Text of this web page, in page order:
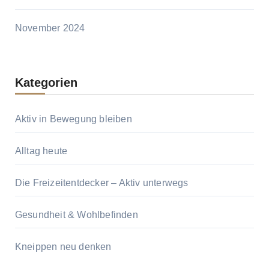
November 2024
Kategorien
Aktiv in Bewegung bleiben
Alltag heute
Die Freizeitentdecker – Aktiv unterwegs
Gesundheit & Wohlbefinden
Kneippen neu denken